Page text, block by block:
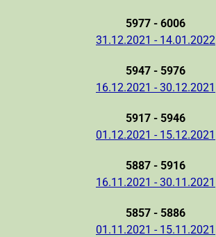
5977 - 6006
31.12.2021 - 14.01.2022
5947 - 5976
16.12.2021 - 30.12.2021
5917 - 5946
01.12.2021 - 15.12.2021
5887 - 5916
16.11.2021 - 30.11.2021
5857 - 5886
01.11.2021 - 15.11.2021